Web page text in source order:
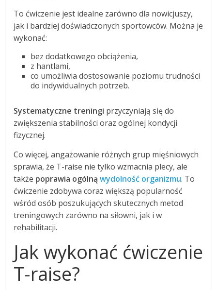
To ćwiczenie jest idealne zarówno dla nowicjuszy,
jak i bardziej doświadczonych sportowców. Można je
wykonać:
bez dodatkowego obciążenia,
z hantlami,
co umożliwia dostosowanie poziomu trudności
do indywidualnych potrzeb.
Systematyczne treningi przyczyniają się do
zwiększenia stabilności oraz ogólnej kondycji
fizycznej.
Co więcej, angażowanie różnych grup mięśniowych
sprawia, że T-raise nie tylko wzmacnia plecy, ale
także poprawia ogólnąwydolność organizmu. To
ćwiczenie zdobywa coraz większą popularność
wśród osób poszukujących skutecznych metod
treningowych zarówno na siłowni, jak i w
rehabilitacji.
Jak wykonać ćwiczenie
T-raise?